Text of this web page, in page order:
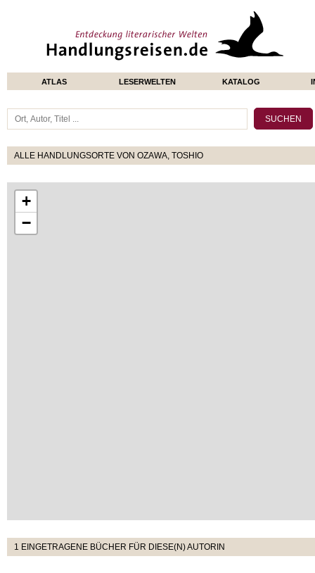
ATLAS LESERWELTEN KATALOG
ALLE HANDLUNGSORTE VON OZAWA, TOSHIO
+
−
1 EINGETRAGENE BÜCHER FÜR DIESE(N) AUTORIN